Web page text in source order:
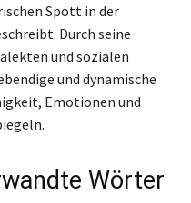
Spott in der
Durch seine
und sozialen
und dynamische
Emotionen und
Wörter